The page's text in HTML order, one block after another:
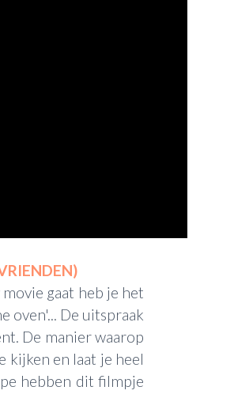
gaat heb je het
oven'... De uitspraak
De manier waarop
kijken en laat je heel
hebben dit filmpje